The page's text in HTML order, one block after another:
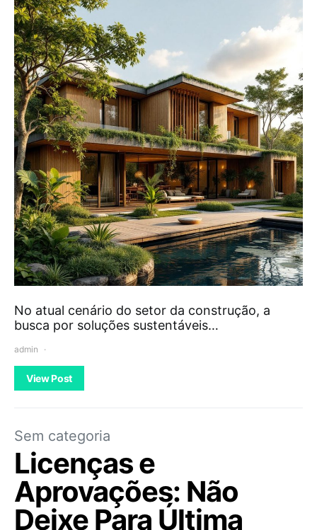
No atual cenário do setor da construção, a
busca por soluções sustentáveis…
admin
View Post
Sem categoria
Licenças e
Aprovações: Não
Deixe Para Última